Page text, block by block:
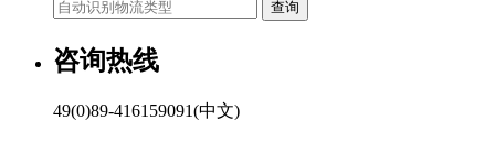
咨询热线
49(0)89-416159091(中文)